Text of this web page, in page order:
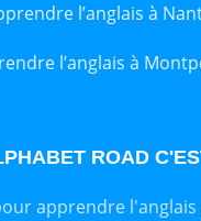
l’anglais à
l’anglais à
ROAD
apprendre l'anglais